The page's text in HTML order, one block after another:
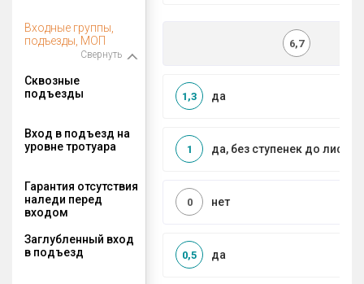
Входные группы,
подъезды, МОП
Свернуть
6,7
Сквозные
подъезды
да
1,3
Вход в подъезд на
уровне тротуара
да, без ступенек до лифта
1
Гарантия отсутствия
наледи перед
входом
нет
0
Заглубленный вход
в подъезд
да
0,5